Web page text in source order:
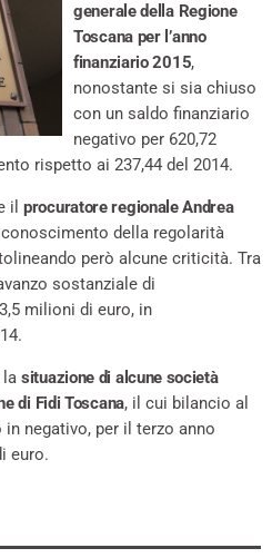
generale della Regione
Toscana per l’anno
finanziario 2015,
nonostante si sia chiuso
con un saldo finanziario
negativo per 620,72
rispetto ai 237,44 del 2014.
il procuratore regionale Andrea
della regolarità
però alcune criticità. Tra
sostanziale di
milioni di euro, in
la situazione di alcune società
di Fidi Toscana, il cui bilancio al
negativo, per il terzo anno
euro.